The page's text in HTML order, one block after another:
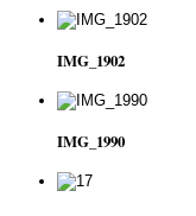
IMG_1902
IMG_1990